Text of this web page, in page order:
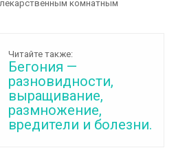
комнатным
Читайте также:
Бегония —
разновидности,
выращивание,
размножение,
вредители и болезни.